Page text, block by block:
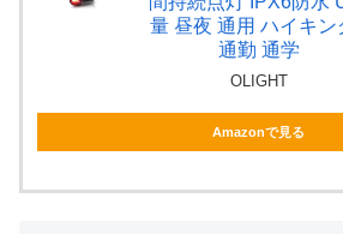
量 昼夜 通用 ハイキ
通勤 通学
OLIGHT
Amazonで見る